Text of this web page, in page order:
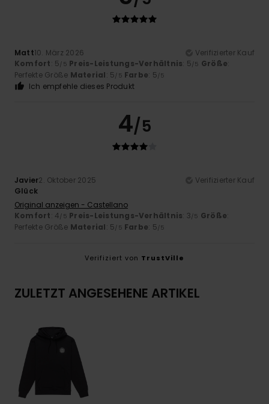
Matt10. März 2026
Verifizierter Kauf
Komfort: 5/5 Preis-Leistungs-Verhältnis: 5/5 Größe:
Perfekte Größe Material: 5/5 Farbe: 5/5
Ich empfehle dieses Produkt
4/5
Javier2. Oktober 2025
Verifizierter Kauf
Glück
Original anzeigen - Castellano
Komfort: 4/5 Preis-Leistungs-Verhältnis: 3/5 Größe:
Perfekte Größe Material: 5/5 Farbe: 5/5
Verifiziert von TrustVille
ZULETZT ANGESEHENE ARTIKEL